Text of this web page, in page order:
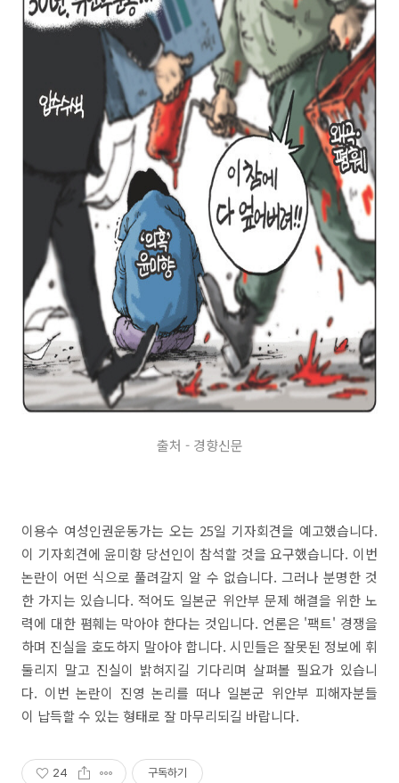
출처 - 경향신문
이용수 여성인권운동가는 오는 25일 기자회견을 예고했습니다.
이 기자회견에 윤미향 당선인이 참석할 것을 요구했습니다. 이번
논란이 어떤 식으로 풀려갈지 알 수 없습니다. 그러나 분명한 것
한 가지는 있습니다. 적어도 일본군 위안부 문제 해결을 위한 노
력에 대한 폄훼는 막아야 한다는 것입니다. 언론은 '팩트' 경쟁을
하며 진실을 호도하지 말아야 합니다. 시민들은 잘못된 정보에 휘
둘리지 말고 진실이 밝혀지길 기다리며 살펴볼 필요가 있습니
다. 이번 논란이 진영 논리를 떠나 일본군 위안부 피해자분들
이 납득할 수 있는 형태로 잘 마무리되길 바랍니다.
24 구독하기